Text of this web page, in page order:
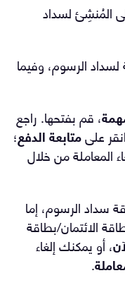
المُنشِئ لسداد
الرسوم، وفيما
، قم بفتحها. راجع
علىمتابعة الدفع؛
المعاملة من خلال
سداد الرسوم، إما
الائتمان/بطاقة
، أو يمكنك إلغاء
.